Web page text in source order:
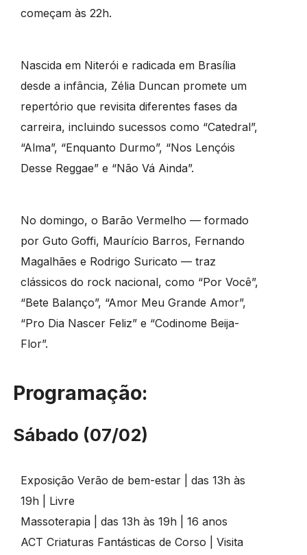
começam às 22h.
Nascida em Niterói e radicada em Brasília
desde a infância, Zélia Duncan promete um
repertório que revisita diferentes fases da
carreira, incluindo sucessos como “Catedral”,
“Alma”, “Enquanto Durmo”, “Nos Lençóis
Desse Reggae” e “Não Vá Ainda”.
No domingo, o Barão Vermelho — formado
por Guto Goffi, Maurício Barros, Fernando
Magalhães e Rodrigo Suricato — traz
clássicos do rock nacional, como “Por Você”,
“Bete Balanço”, “Amor Meu Grande Amor”,
“Pro Dia Nascer Feliz” e “Codinome Beija-
Flor”.
Programação:
Sábado (07/02)
Exposição Verão de bem-estar | das 13h às
19h | Livre
Massoterapia | das 13h às 19h | 16 anos
ACT Criaturas Fantásticas de Corso | Visita